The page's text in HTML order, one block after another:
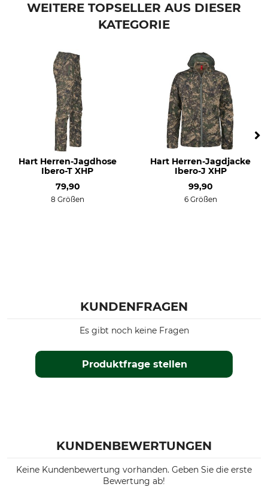
WEITERE TOPSELLER AUS DIESER
KATEGORIE
Hart Herren-Jagdhose
Ibero-T XHP
79,90
8 Größen
Hart Herren-Jagdjacke
Ibero-J XHP
99,90
6 Größen
KUNDENFRAGEN
Produktfrage stellen
Es gibt noch keine Fragen
KUNDENBEWERTUNGEN
Keine Kundenbewertung vorhanden. Geben Sie die erste
Bewertung ab!